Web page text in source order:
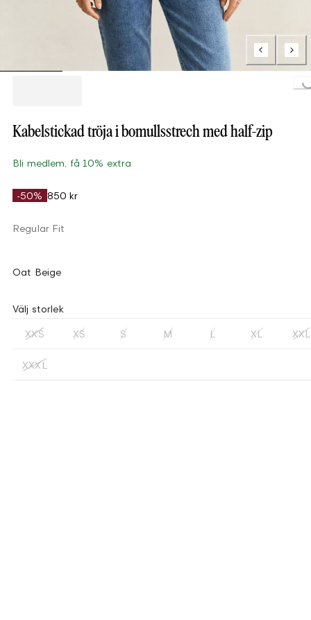
Loading...
Kabelstickad tröja i bomullsstrech med half-zip
Bli medlem, få 10% extra
-50% 850 kr
Regular Fit
Oat Beige
Välj storlek
XXS XS S M L XL XXL
XXXL